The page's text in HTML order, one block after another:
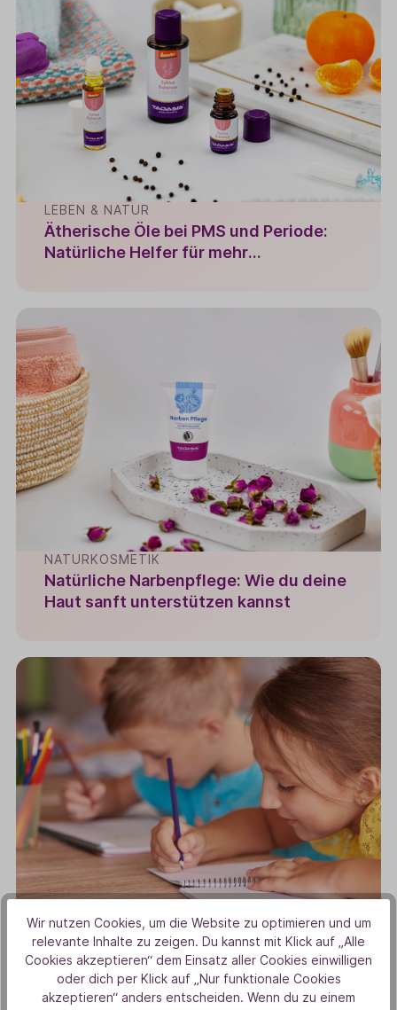
LEBEN & NATUR
Ätherische Öle bei PMS und Periode:
Natürliche Helfer für mehr
NATURKOSMETIK
Natürliche Narbenpflege: Wie du deine
Haut sanft unterstützen kannst
Besser konzentrieren beim Lernen:
Diese Tipps helfen dir dabei
Wir nutzen Cookies, um die Website zu optimieren und um
relevante Inhalte zu zeigen. Du kannst mit Klick auf „Alle
Cookies akzeptieren“ dem Einsatz aller Cookies einwilligen
oder dich per Klick auf „Nur funktionale Cookies
akzeptieren“ anders entscheiden. Wenn du zu einem